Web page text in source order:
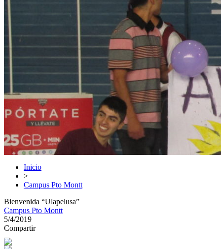
Inicio
>
Campus Pto Montt
Bienvenida “Ulapelusa”
Campus Pto Montt
5/4/2019
Compartir